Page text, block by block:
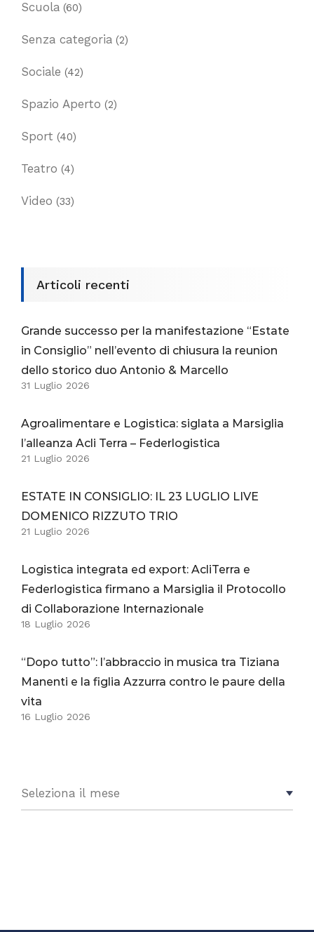
Scuola (60)
Senza categoria (2)
Sociale (42)
Spazio Aperto (2)
Sport (40)
Teatro (4)
Video (33)
Articoli recenti
Grande successo per la manifestazione “Estate
in Consiglio” nell’evento di chiusura la reunion
dello storico duo Antonio & Marcello
31 Luglio 2026
Agroalimentare e Logistica: siglata a Marsiglia
l’alleanza Acli Terra – Federlogistica
21 Luglio 2026
ESTATE IN CONSIGLIO: IL 23 LUGLIO LIVE
DOMENICO RIZZUTO TRIO
21 Luglio 2026
Logistica integrata ed export: AcliTerra e
Federlogistica firmano a Marsiglia il Protocollo
di Collaborazione Internazionale
18 Luglio 2026
“Dopo tutto”: l’abbraccio in musica tra Tiziana
Manenti e la figlia Azzurra contro le paure della
vita
16 Luglio 2026